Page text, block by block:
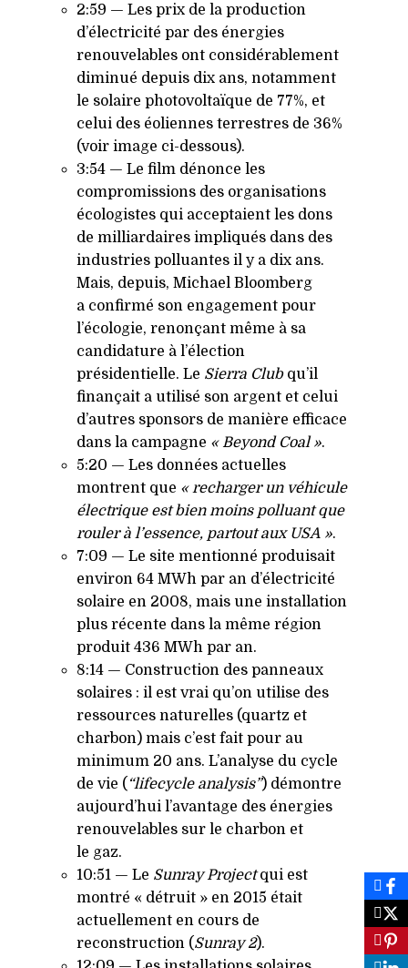
2:59 — Les prix de la production
d’électricité par des énergies
renouvelables ont considérablement
diminué depuis dix ans, notamment
le solaire photovoltaïque de 77%, et
celui des éoliennes terrestres de 36%
(voir image ci-dessous).
3:54 — Le film dénonce les
compromissions des organisations
écologistes qui acceptaient les dons
de milliardaires impliqués dans des
industries polluantes il y a dix ans.
Mais, depuis, Michael Bloomberg
a confirmé son engagement pour
l’écologie, renonçant même à sa
candidature à l’élection
présidentielle. Le Sierra Clubqu’il
finançait a utilisé son argent et celui
d’autres sponsors de manière efficace
dans la campagne « Beyond Coal ».
5:20 — Les données actuelles
montrent que « recharger un véhicule
électrique est bien moins polluant que
rouler à l’essence, partout aux USA ».
7:09 — Le site mentionné produisait
environ 64 MWh par an d’électricité
solaire en 2008, mais une installation
plus récente dans la même région
produit 436 MWh par an.
8:14 — Construction des panneaux
solaires : il est vrai qu’on utilise des
ressources naturelles (quartz et
charbon) mais c’est fait pour au
minimum 20 ans. L’analyse du cycle
de vie ( “lifecycle analysis”) démontre
aujourd’hui l’avantage des énergies
renouvelables sur le charbon et
le gaz.
10:51 — Le Sunray Projectqui est
montré « détruit » en 2015 était
actuellement en cours de
reconstruction (Sunray 2).